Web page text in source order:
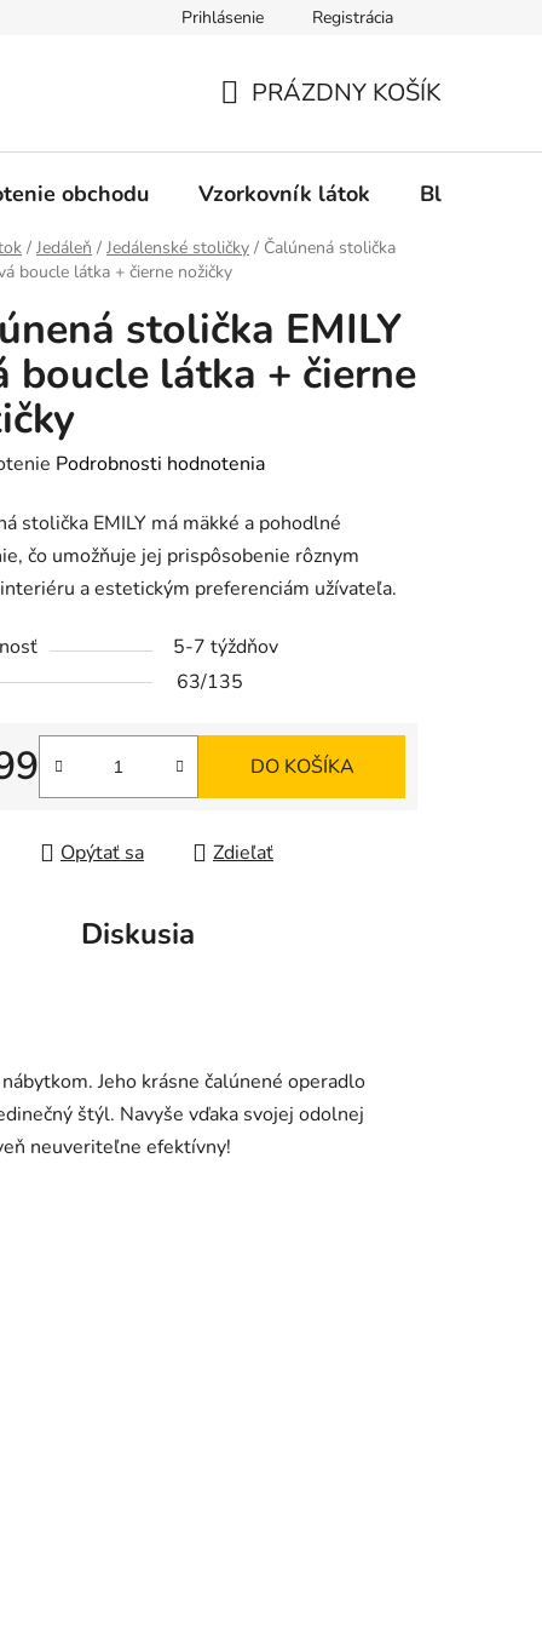
Ochrana osobných údajov Spôsob platby
Prihlásenie Registrácia
KOŠÍK
PRÁZDNY KOŠÍK
obchodu Vzorkovník látok Blog
/ Jedáleň / Jedálenské stoličky / Čalúnená stolička
boucle látka + čierne nožičky
stolička EMILY
boucle látka + čierne
Podrobnosti hodnotenia
stolička EMILY má mäkké a pohodlné
čo umožňuje jej prispôsobenie rôznym
a estetickým preferenciám užívateľa.
5-7 týždňov
63/135
cena:
DO KOŠÍKA
Opýtať sa Zdieľať
Diskusia
Jeho krásne čalúnené operadlo
štýl. Navyše vďaka svojej odolnej
neuveriteľne efektívny!